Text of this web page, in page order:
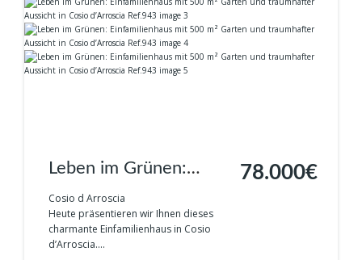
Leben im Grünen:
Einfamilienhaus mit
500 m² Garten und
traumhafter Aussicht in
Cosio d Arroscia
Heute präsentieren wir Ihnen dieses
charmante Einfamilienhaus in Cosio
d’Arroscia....
78.000€